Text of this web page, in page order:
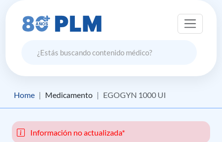
Home Medicamento EGOGYN 1000 UI
Información no actualizada*